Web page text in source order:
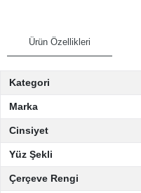
Ürün Özellikleri
Kategori
Marka
Cinsiyet
Yüz Şekli
Çerçeve Rengi